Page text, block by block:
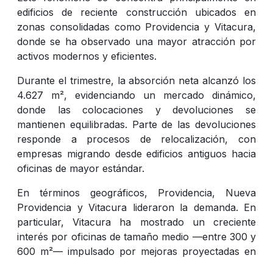
edificios de reciente construcción ubicados en
zonas consolidadas como Providencia y Vitacura,
donde se ha observado una mayor atracción por
activos modernos y eficientes.
Durante el trimestre, la absorción neta alcanzó los
4.627 m², evidenciando un mercado dinámico,
donde las colocaciones y devoluciones se
mantienen equilibradas. Parte de las devoluciones
responde a procesos de relocalización, con
empresas migrando desde edificios antiguos hacia
oficinas de mayor estándar.
En términos geográficos, Providencia, Nueva
Providencia y Vitacura lideraron la demanda. En
particular, Vitacura ha mostrado un creciente
interés por oficinas de tamaño medio —entre 300 y
600 m²— impulsado por mejoras proyectadas en